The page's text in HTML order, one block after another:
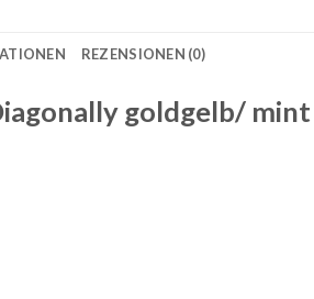
REZENSIONEN (0)
goldgelb/ mint